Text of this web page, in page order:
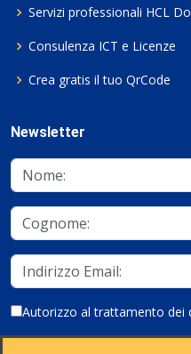
Servizi professionali HCL
Consulenza ICT e Licenze
Crea gratis il tuo QrCode
Newsletter
Autorizzo al trattamento dei